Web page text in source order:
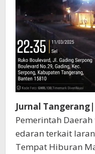
Jurnal
Pemerintah
edaran terkait
Tempat Hiburan